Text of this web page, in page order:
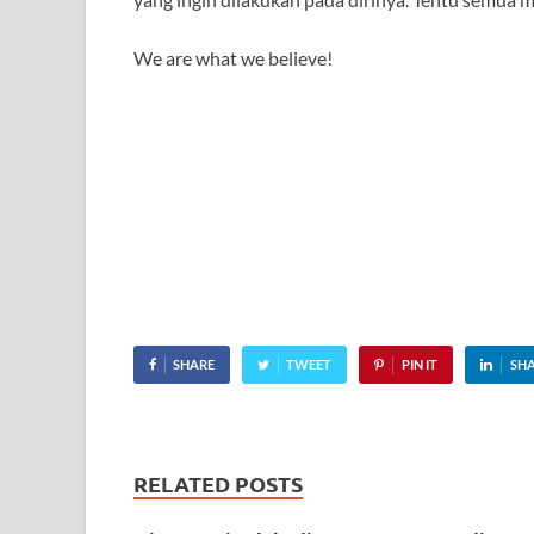
We are what we believe!
SHARE TWEET PIN IT
RELATED POSTS